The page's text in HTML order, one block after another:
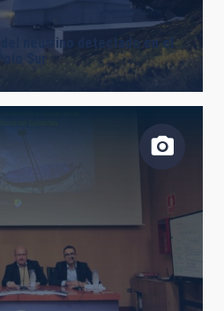
del neutrino detectado en el
Sur